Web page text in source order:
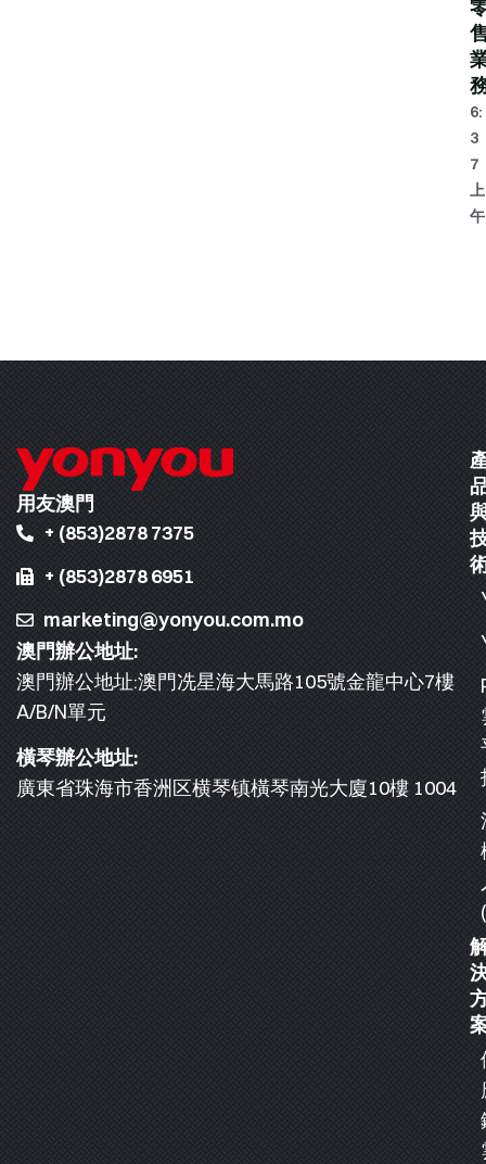
6:
3
7
上
午
用友澳門
+ (853)2878 7375
+ (853)2878 6951
marketing@yonyou.com.mo
澳門辦公地址:
澳門辦公地址:澳門冼星海大馬路105號金龍中心7樓
A/B/N單元
橫琴辦公地址:
廣東省珠海市香洲区横琴镇橫琴南光大廈10樓 1004